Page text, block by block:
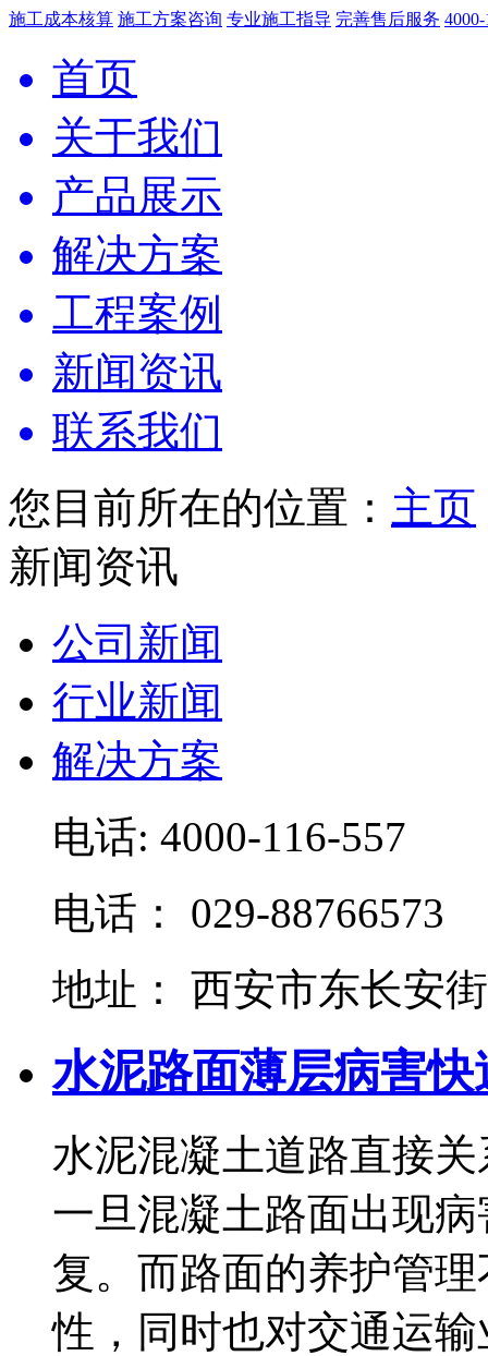
施工成本核算 施工方案咨询 专业施工指导 完善售后服务
首页
关于我们
产品展示
解决方案
工程案例
新闻资讯
联系我们
您目前所在的位置： 主页
新闻资讯
公司新闻
行业新闻
解决方案
电话: 4000-116-557
电话： 029-88766573
地址： 西安市东长安
水泥路面薄层病害
水泥混凝土道路直接
一旦混凝土路面出现
复。而路面的养护管
性，同时也对交通运